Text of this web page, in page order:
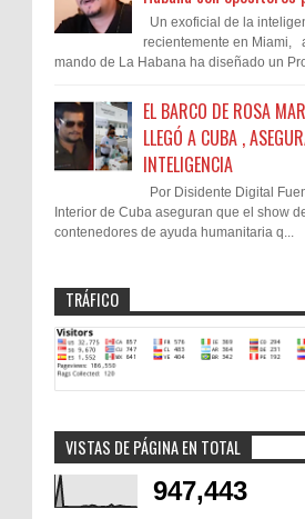
Un exoficial de la
recientemente en Miami,
mando de La Habana ha diseñado un
EL BARCO DE ROSA
LLEGÓ A CUBA ,
INTELIGENCIA
Por Disidente Digital
Interior de Cuba aseguran que el show
contenedores de ayuda humanitaria q...
TRÁFICO
VISTAS DE PÁGINA EN TOTAL
947,443